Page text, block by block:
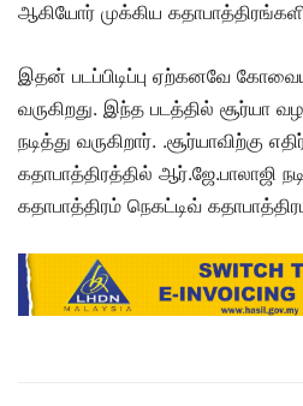
ஆகியோர் முக்கிய
இதன் படப்பிடிப்பு ஏற்கனவே
வருகிறது. இந்த படத்தில் சூர்யா
நடித்து வருகிறார். .சூர்யாவிற்கு
கதாபாத்திரத்தில் ஆர்.ஜே.பாலாஜி
கதாபாத்திரம் நெகட்டிவ்